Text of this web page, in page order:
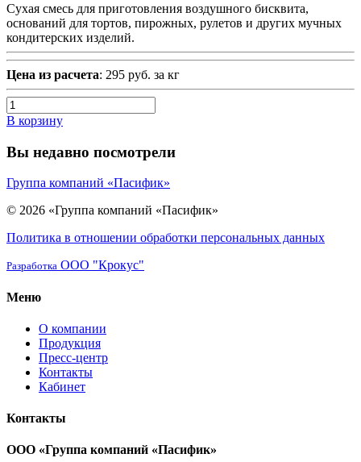
Сухая смесь для приготовления воздушного бисквита,
оснований для тортов, пирожных, рулетов и других мучных
кондитерских изделий.
Цена из расчета: 295 руб. за кг
В корзину
Вы недавно посмотрели
Группа компаний «Пасифик»
© 2026 «Группа компаний «Пасифик»
Политика в отношении обработки персональных данных
Разработка ООО "Крокус"
Меню
О компании
Продукция
Пресс-центр
Контакты
Кабинет
Контакты
ООО «Группа компаний «Пасифик»